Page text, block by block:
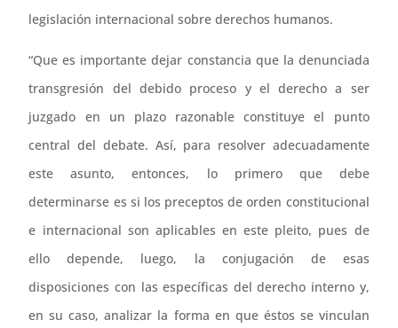
legislación internacional sobre derechos humanos.
“Que es importante dejar constancia que la denunciada
transgresión del debido proceso y el derecho a ser
juzgado en un plazo razonable constituye el punto
central del debate. Así, para resolver adecuadamente
este asunto, entonces, lo primero que debe
determinarse es si los preceptos de orden constitucional
e internacional son aplicables en este pleito, pues de
ello depende, luego, la conjugación de esas
disposiciones con las específicas del derecho interno y,
en su caso, analizar la forma en que éstos se vinculan